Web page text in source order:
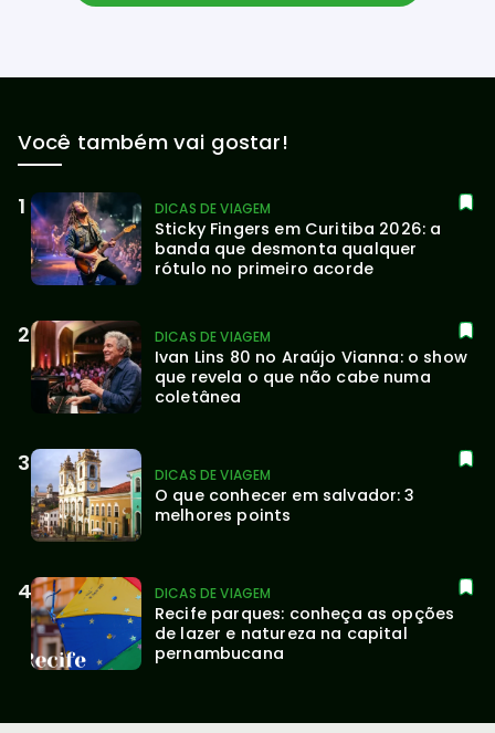
Você também vai gostar!
DICAS DE VIAGEM
Sticky Fingers em Curitiba 2026: a
banda que desmonta qualquer
rótulo no primeiro acorde
DICAS DE VIAGEM
Ivan Lins 80 no Araújo Vianna: o show
que revela o que não cabe numa
coletânea
DICAS DE VIAGEM
O que conhecer em salvador: 3
melhores points
DICAS DE VIAGEM
Recife parques: conheça as opções
de lazer e natureza na capital
pernambucana